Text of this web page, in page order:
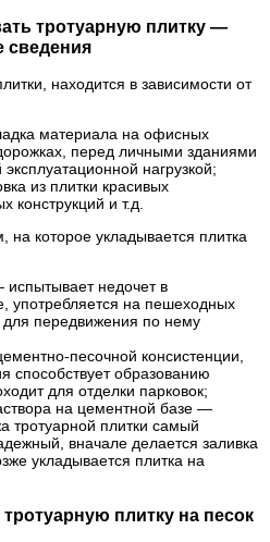
тротуарную плитку —
сведения
находится в зависимости от
материала на офисных
перед личными зданиями
нагрузкой;
из плитки красивых
конструкций и т.д.
которое укладывается плитка
недочет в
употребляется на пешеходных
передвижения по нему
песочной консистенции,
способствует образованию
для отделки парковок;
на цементной базе —
тротуарной плитки самый
вначале делается заливка
укладывается плитка на
плитку на песок